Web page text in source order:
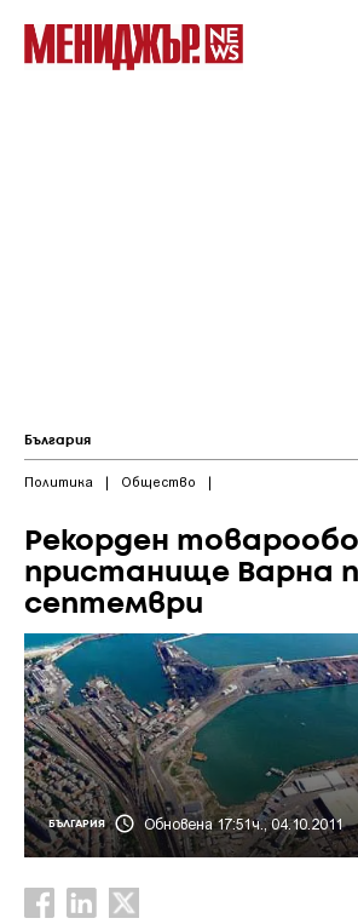
България
Политика | Общество |
Рекорден
пристанище Варна
септември
БЪЛГАРИЯ Обновена 17:51ч., 04.10.2011